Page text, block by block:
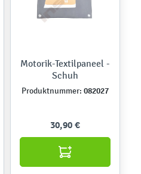
Motorik-Textilpaneel -
Schuh
Produktnummer: 082027
30,90 €